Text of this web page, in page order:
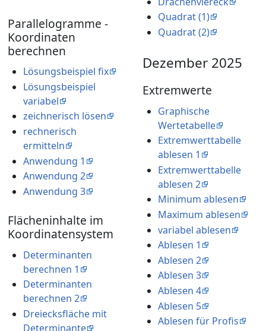
Parallelogramme -
Koordinaten
berechnen
Lösungsbeispiel fix
Lösungsbeispiel
variabel
zeichnerisch lösen
rechnerisch
ermitteln
Anwendung 1
Anwendung 2
Anwendung 3
Flächeninhalte im
Koordinatensystem
Determinanten
berechnen 1
Determinanten
berechnen 2
Dreiecksfläche mit
Determinante
Quadrat (1)
Quadrat (2)
Dezember 2025
Extremwerte
Graphische
Wertetabelle
Extremwerttabelle
ablesen 1
Extremwerttabelle
ablesen 2
Minimum ablesen
Maximum ablesen
variabel ablesen
Ablesen 1
Ablesen 2
Ablesen 3
Ablesen 4
Ablesen 5
Ablesen für Profis